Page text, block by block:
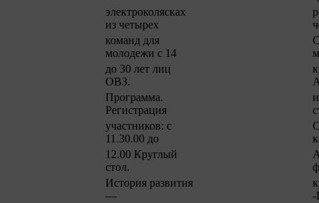
электроколясках
из четырех
команд для
молодежи с 14
до 30 лет лиц
ОВЗ.
Программа.
Регистрация
участников: с
11.30.00 до
12.00 Круглый
стол.
История развития
—
-